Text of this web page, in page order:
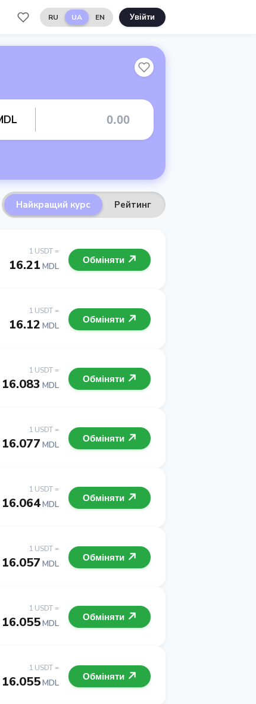
RU UA EN Увійти
Найкращий курс Рейтинг
1 USDT =
16.21 MDL
Обміняти
1 USDT =
16.12 MDL
Обміняти
1 USDT =
16.083 MDL
Обміняти
1 USDT =
16.077 MDL
Обміняти
1 USDT =
16.064MDL
Обміняти
1 USDT =
16.057 MDL
Обміняти
1 USDT =
16.055MDL
Обміняти
1 USDT =
16.055MDL
Обміняти